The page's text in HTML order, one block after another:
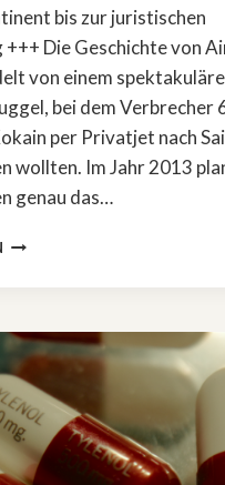
bis zur juristischen
Die Geschichte von
von einem
bei dem Verbrecher
per Privatjet nach
wollten. Im Jahr 2013
genau das…
»AIR
DAS
DIE
WAHRE
GESCHICHTE
DER
DROGENSCHMUGGLER